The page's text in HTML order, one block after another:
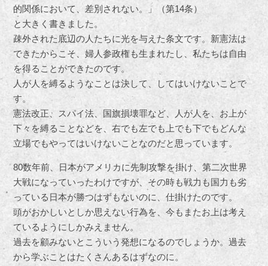
的関係において、差別されない。」（第14条）
と大きく書きました。
疎外された底辺の人たちに光を与えた条文です。新憲法は
できたからこそ、婦人参政権も生まれたし、私たちは自由
を得ることができたのです。
人が人を縛るようなことは決して、してはいけないことで
す。
憲法改正、スパイ法、国旗損壊罪など、人が人を、お上が
下々を縛ることなどを、右でも左でも上でも下でもどんな
立場でもやってはいけないことなのだと思っています。
80数年前、日本がアメリカに先制攻撃を掛け、第二次世界
大戦になっていったわけですが、その時も戦力も国力も劣
っている日本が勝つはずもないのに、仕掛けたのです。
頭がおかしいとしか思えない行為を、今もまたお上は考え
ているようにしかみえません。
過去を顧みないとこういう発想になるのでしょうか。過去
から学ぶことはたくさんあるはずなのに。